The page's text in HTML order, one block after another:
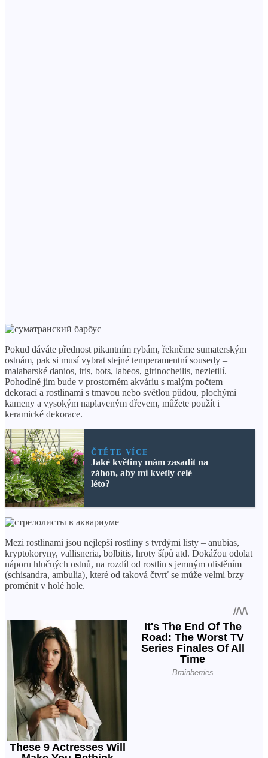
Pokud dáváte přednost pikantním rybám, řekněme sumaterským
ostnám, pak si musí vybrat stejné temperamentní sousedy –
malabarské danios, iris, bots, labeos, girinocheilis, nezletilí.
Pohodlně jim bude v prostorném akváriu s malým počtem
dekorací a rostlinami s tmavou nebo světlou půdou, plochými
kameny a vysokým naplaveným dřevem, můžete použít i
keramické dekorace.
ČTĚTE VÍCE
Jaké květiny mám zasadit na
záhon, aby mi kvetly celé
léto?
Mezi rostlinami jsou nejlepší rostliny s tvrdými listy – anubias,
kryptokoryny, vallisneria, bolbitis, hroty šípů atd. Dokážou odolat
náporu hlučných ostnů, na rozdíl od rostlin s jemným olistěním
(schisandra, ambulia), které od taková čtvrť se může velmi brzy
proměnit v holé hole.